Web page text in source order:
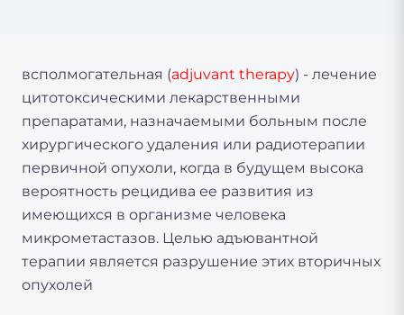
всполмогательная (adjuvant therapy) - лечение
цитотоксическими лекарственными
препаратами, назначаемыми больным после
хирургического удаления или радиотерапии
первичной опухоли, когда в будущем высока
вероятность рецидива ее развития из
имеющихся в организме человека
микрометастазов. Целью адъювантной
терапии является разрушение этих вторичных
опухолей